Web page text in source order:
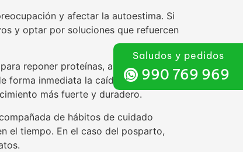
y afectar la autoestima. Si
y optar por soluciones que refuercen
reponer proteínas, aminoácidos y
forma inmediata la caída, pero
más fuerte y duradero.
de hábitos de cuidado
el tiempo. En el caso del posparto,
Saludos y pedidos
990 769 969